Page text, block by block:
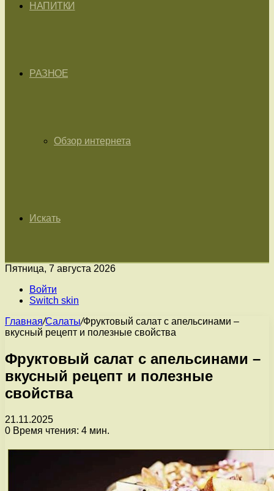
НАПИТКИ
РАЗНОЕ
Обзор интернета
Искать
Пятница, 7 августа 2026
Войти
Switch skin
Главная/Салаты/Фруктовый салат с апельсинами –
вкусный рецепт и полезные свойства
Фруктовый салат с апельсинами –
вкусный рецепт и полезные
свойства
21.11.2025
0 Время чтения: 4 мин.